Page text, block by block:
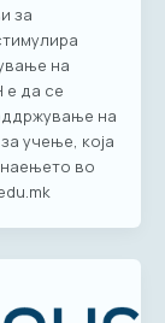
за
на
е да се
на
учење, која
во